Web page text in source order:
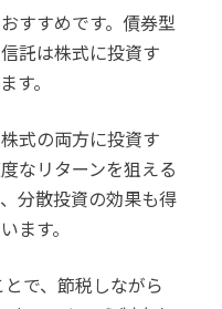
すすめです。債券型
託は株式に投資す
す。
式の両方に投資す
なリターンを狙える
分散投資の効果も得
ます。
で、節税しながら